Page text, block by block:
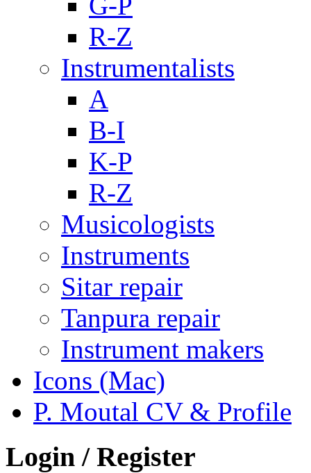
R-Z
Instrumentalists
A
B-I
K-P
R-Z
Musicologists
Instruments
Sitar repair
Tanpura repair
Instrument makers
Icons (Mac)
P. Moutal CV & Profile
Login / Register